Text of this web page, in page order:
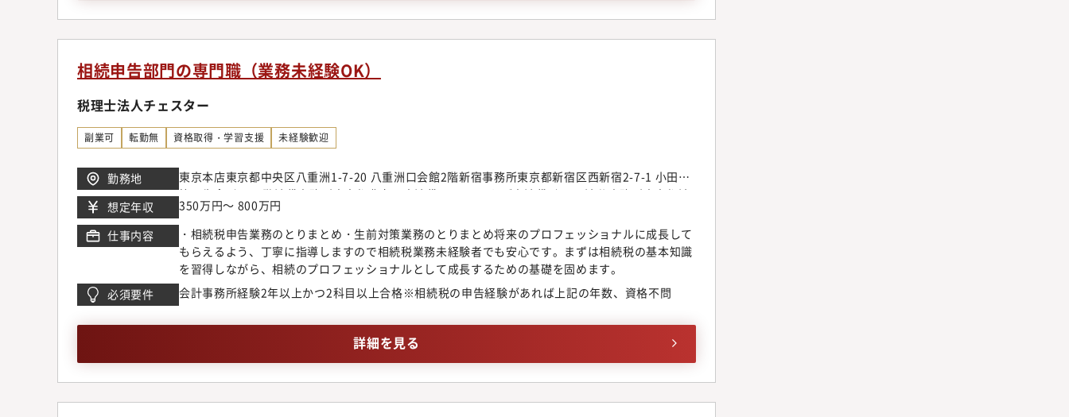
PT職卒業となり、顧客対応から申告書作成業務までを担当することができるようになります。一定
の評価基準をクリアしない場合には、引き続きPT職としてトレーニングが続きます。※部門配属さ
れた時点で給与体系等も変更となり、基本的には昇給します。
相続申告部門の専門職（業務未経験OK）
税理士法人チェスター
副業可 転勤無 資格取得・学習支援 未経験歓迎
勤務地
東京本店東京都中央区八重洲1-7-20 八重洲口会館2階新宿事務所東京都新宿区西新宿2-7-1 小田急
第一生命ビル22階池袋事務所東京都豊島区東池袋1-34-5 いちご東池袋ビル5F渋谷事務所東京都渋
谷区道玄坂1-12-1 渋谷マークシティWEST22階立川事務所東京都立川市曙町2-38-5 立川ビジネス
センタービル9階千葉事務所千葉県船橋市本町2-1-1 船橋スクエア２１ 6階横浜事務所神奈川県横
浜市神奈川区鶴屋町2-23-2 TSプラザビル5階湘南藤沢事務所神奈川県藤沢市南藤沢4-3 日本生命南
藤沢ビル3階大宮事務所埼玉県さいたま市大宮区桜木町1-9-6 大宮センタービル2階名古屋事務所愛
之島ビル13階京都事務所京都府京都市中京区笹屋町435 京都御池第一生命ビルディング 6階神戸事
区博多駅東1-13-6 いちご博多イーストビル2階※ 勤務地はご希望に応じて選択していただけます。
想定年収
350万円～ 800万円
仕事内容
・相続税申告業務のとりまとめ・生前対策業務のとりまとめ将来のプロフェッショナルに成長して
もらえるよう、丁寧に指導しますので相続税業務未経験者でも安心です。まずは相続税の基本知識
を習得しながら、相続のプロフェッショナルとして成長するための基礎を固めます。
必須要件
会計事務所経験2年以上かつ2科目以上合格※相続税の申告経験があれば上記の年数、資格不問
詳細を見る